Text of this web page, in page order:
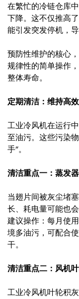
在繁忙的冷链仓库
下降。这不仅推高
能引发突发停机，
预防性维护的核心
规律性的简单操作
整体寿命。
定期清洁：维持高
工业冷风机在运行
至油污。这些污染
手”。
清洁重点一：蒸发
当翅片间被灰尘堵
长、耗电量可能也会
建议操作：每月使
境多油污，可配合
干。
清洁重点二：风机
工业冷风机叶轮积